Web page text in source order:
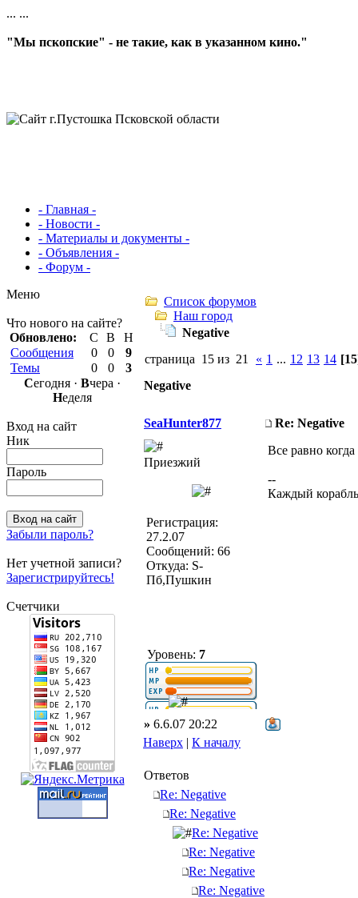
... ...
"Мы пскопские" - не такие, как в указанном кино."
- Главная -
- Новости -
- Материалы и документы -
- Объявления -
- Форум -
Меню
Что нового на сайте?
Обновлено:
С В
Н
Сообщения
0 0
9
Темы
0 0
3
Сегодня · Вчера ·
Неделя
Вход на сайт
Ник
Пароль
Забыли пароль?
Нет учетной записи?
Зарегистрируйтесь!
Счетчики
Список форумов
Наш город
Negative
страница 15 из 21
« 1 ... 12 13 14
Negative
SeaHunter877 Re: Negative
Приезжий
Регистрация:
27.2.07
Сообщений: 66
Откуда: S-
Пб,Пушкин
Уровень: 7
Все равно
--
Каждый
» 6.6.07 20:22
Наверх | К началу
Ответов
Re: Negative
Re: Negative
Re: Negative
Re: Negative
Re: Negative
Re: Negative